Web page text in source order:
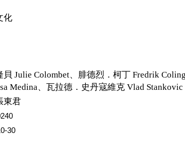
化
貝 Julie Colombet、腓德烈．柯丁 Fredrik
Medina、瓦拉德．史丹寇維克 Vlad Stankovic
東君
30